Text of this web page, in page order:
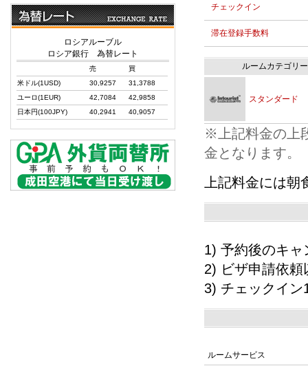
チェックイン
滞在登録手数料
ルームカテゴリー
スタンダード
※上記料金の上
金となります。
上記料金には
1) 予約後のキ
2) ビザ申請依
3) チェックイ
ルームサービス
ロシアルーブル
ロシア銀行 為替レート
売
買
米ドル(1USD)
30,9257
31,3788
ユーロ(1EUR)
42,7084
42,9858
日本円(100JPY)
40,2941 40,9057